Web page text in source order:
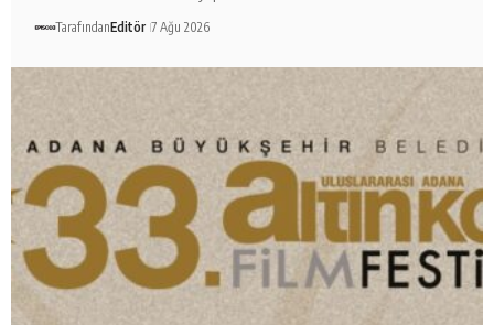
TarafındanEditör 7 Ağu 2026